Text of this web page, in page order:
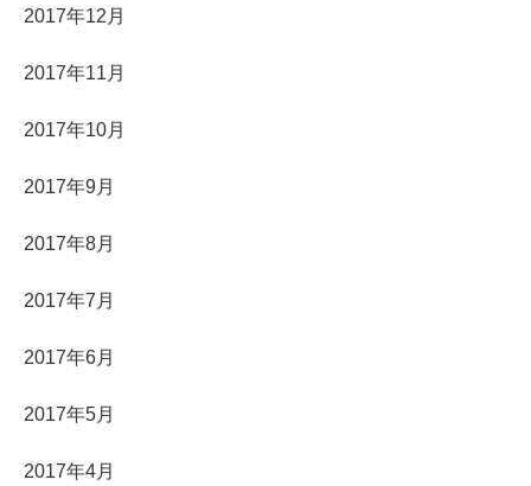
2017年12月
2017年11月
2017年10月
2017年9月
2017年8月
2017年7月
2017年6月
2017年5月
2017年4月